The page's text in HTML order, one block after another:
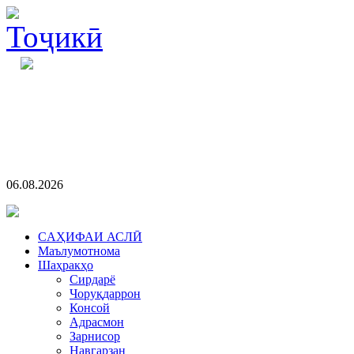
06.08.2026
CАҲИФАИ АСЛӢ
Маълумотнома
Шаҳракҳо
Сирдарё
Чоруқдаррон
Консой
Адрасмон
Зарнисор
Навгарзан